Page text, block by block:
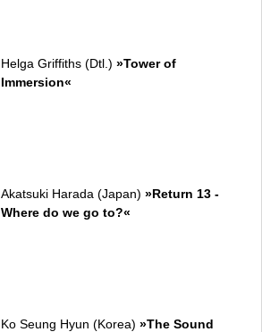
Helga Griffiths (Dtl.) »Tower of
Immersion«
Akatsuki Harada (Japan) »Return 13 -
Where do we go to?«
Ko Seung Hyun (Korea) »The Sound